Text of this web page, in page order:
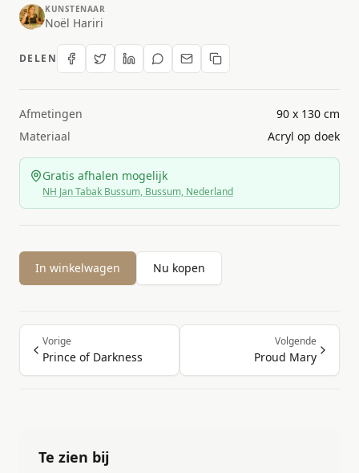
KUNSTENAAR
Noël Hariri
DELEN
Afmetingen
90 x 130 cm
Materiaal
Acryl op doek
Gratis afhalen mogelijk
NH Jan Tabak Bussum, Bussum, Nederland
In winkelwagen Nu kopen
Vorige
Prince of Darkness
Volgende
Proud Mary
Te zien bij